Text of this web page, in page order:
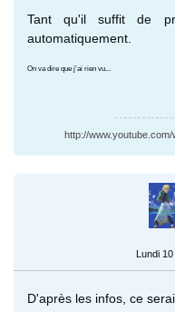
Tant qu'il suffit de
automatiquement.
On va dire que j'ai rien vu...
http://
Lundi
D'après les infos, ce